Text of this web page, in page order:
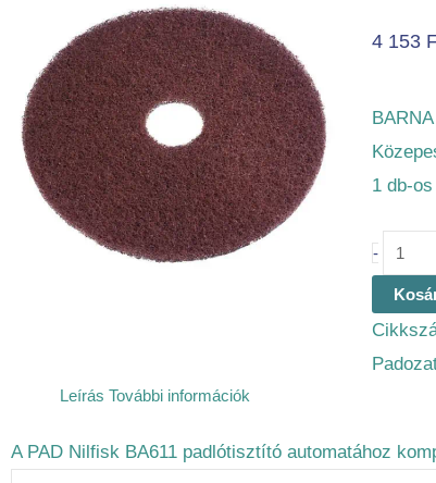
4 153
1 db-
-
Leírás További információk
A PAD Nilfisk BA611 padlótisztító automatához